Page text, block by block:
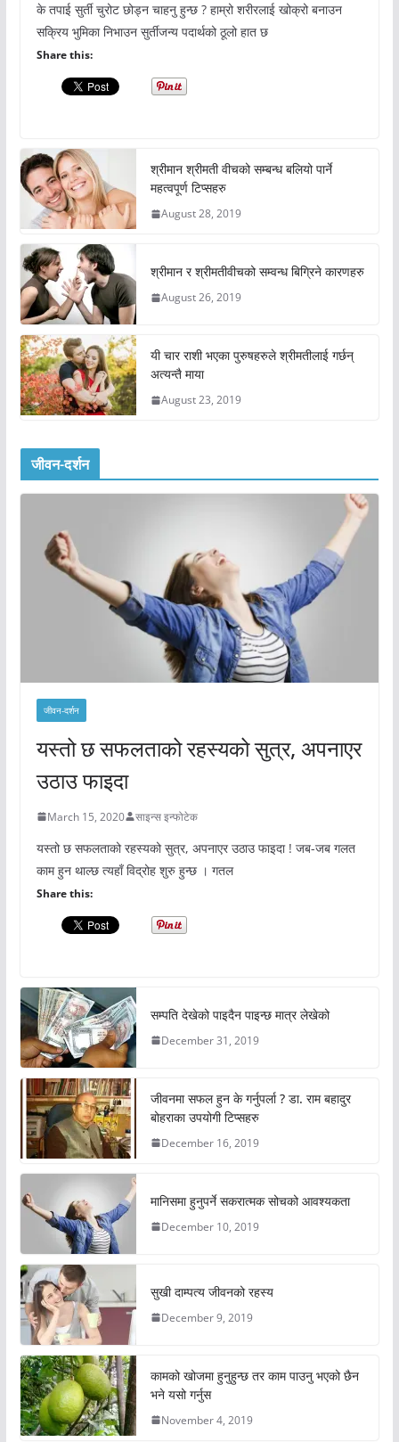
के तपाई सुर्ती चुरोट छोड्न चाहनु हुन्छ ? हाम्रो शरीरलाई खोक्रो बनाउन
सक्रिय भुमिका निभाउन सुर्तीजन्य पदार्थको ठूलो हात छ
Share this:
श्रीमान श्रीमती वीचको सम्बन्ध बलियो पार्ने
महत्वपूर्ण टिप्सहरु
August 28, 2019
श्रीमान र श्रीमतीवीचको सम्वन्ध बिग्रिने कारणहरु
August 26, 2019
यी चार राशी भएका पुरुषहरुले श्रीमतीलाई गर्छन्
अत्यन्तै माया
August 23, 2019
जीवन-दर्शन
जीवन-दर्शन
यस्तो छ सफलताको रहस्यको सुत्र, अपनाएर
उठाउ फाइदा
March 15, 2020 साइन्स इन्फोटेक
यस्तो छ सफलताको रहस्यको सुत्र, अपनाएर उठाउ फाइदा ! जब-जब गलत
काम हुन थाल्छ त्यहाँ विद्रोह शुरु हुन्छ । गतल
Share this:
सम्पति देखेको पाइदैन पाइन्छ मात्र लेखेको
December 31, 2019
जीवनमा सफल हुन के गर्नुपर्ला ? डा. राम बहादुर
बोहराका उपयोगी टिप्सहरु
December 16, 2019
मानिसमा हुनुपर्ने सकरात्मक सोचको आवश्यकता
December 10, 2019
सुखी दाम्पत्य जीवनको रहस्य
December 9, 2019
कामको खोजमा हुनुहुन्छ तर काम पाउनु भएको छैन
भने यसो गर्नुस
November 4, 2019